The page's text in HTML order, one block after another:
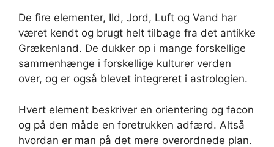
De fire elementer, Ild, Jord, Luft og Vand har
været kendt og brugt helt tilbage fra det antikke
Grækenland. De dukker op i mange forskellige
sammenhænge i forskellige kulturer verden
over, og er også blevet integreret i astrologien.
Hvert element beskriver en orientering og facon
og på den måde en foretrukken adfærd. Altså
hvordan er man på det mere overordnede plan.